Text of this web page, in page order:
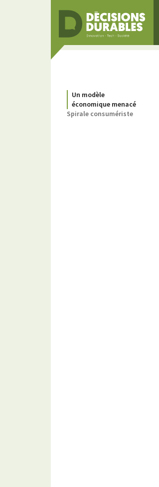
Un modèle
économique menacé
Spirale consumériste